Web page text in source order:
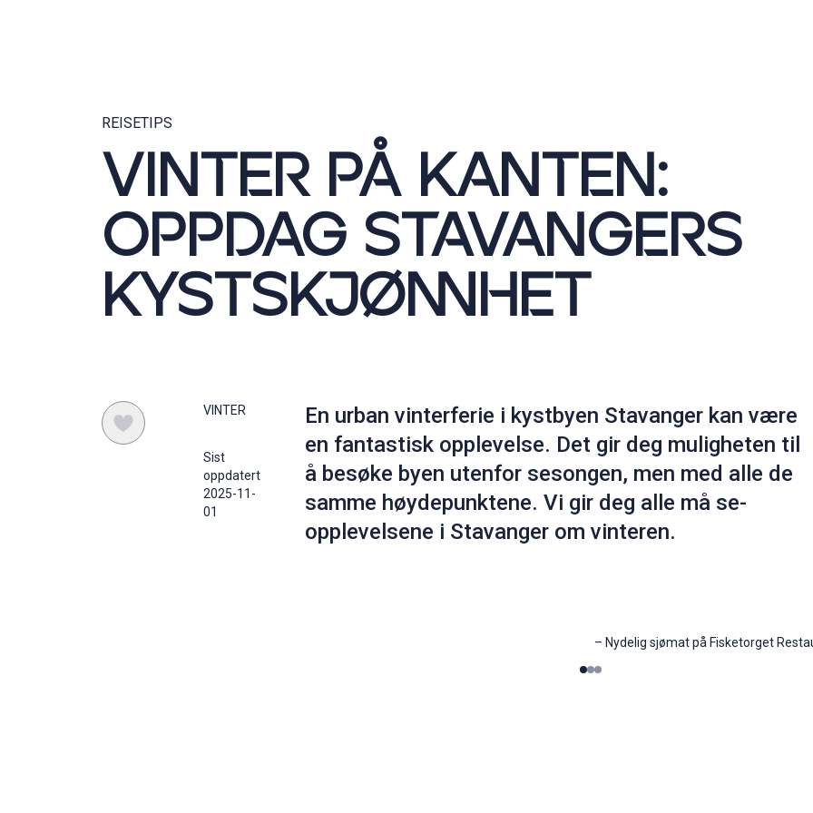
REISETIPS
VINTER PÅ KANTEN:
OPPDAG STAVANGERS
KYSTSKJØNNHET
VINTER
Sist
oppdatert
2025-11-
01
En urban vinterferie i kystbyen Stavanger kan være
en fantastisk opplevelse. Det gir deg muligheten til
å besøke byen utenfor sesongen, men med alle de
samme høydepunktene. Vi gir deg alle må se-
opplevelsene i Stavanger om vinteren.
– Nydelig sjømat på Fisketorget
012